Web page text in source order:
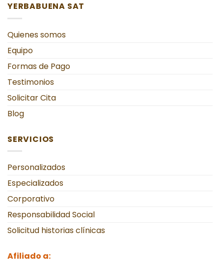
YERBABUENA SAT
Quienes somos
Equipo
Formas de Pago
Testimonios
Solicitar Cita
Blog
SERVICIOS
Personalizados
Especializados
Corporativo
Responsabilidad Social
Solicitud historias clínicas
Afiliado a: